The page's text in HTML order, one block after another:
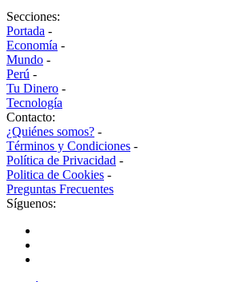
Secciones:
Portada -
Economía -
Mundo -
Perú -
Tu Dinero -
Tecnología
Contacto:
¿Quiénes somos? -
Términos y Condiciones -
Política de Privacidad -
Politica de Cookies -
Preguntas Frecuentes
Síguenos: